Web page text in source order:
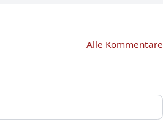
Alle Kommentare